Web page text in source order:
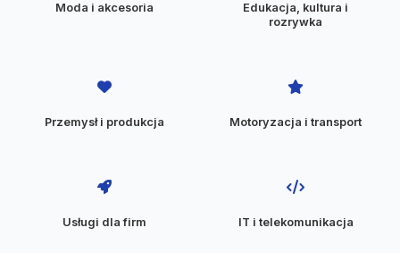
Moda i akcesoria
Edukacja, kultura i
rozrywka
Przemysł i produkcja Motoryzacja i transport
Usługi dla firm IT i telekomunikacja